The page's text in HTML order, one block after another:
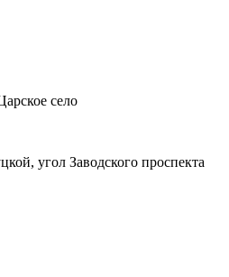
село
угол Заводского проспекта